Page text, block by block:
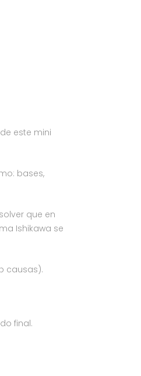
este mini
bases,
que en
Ishikawa se
causas).
final.